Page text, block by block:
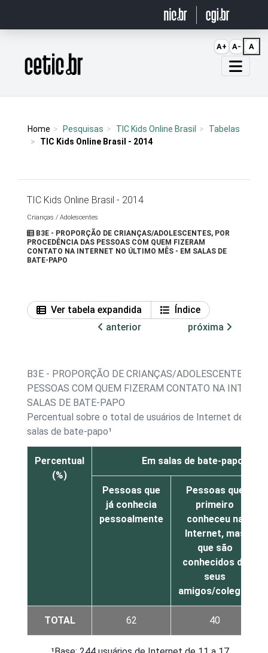
Página inicial
Home Pesquisas TIC Kids Online Brasil
Tabelas
TIC Kids Online Brasil - 2014
TIC Kids Online Brasil - 2014
Crianças / Adolescentes
B3E - PROPORÇÃO DE CRIANÇAS/ADOLESCENTES, POR
PROCEDÊNCIA DAS PESSOAS COM QUEM FIZERAM
CONTATO NA INTERNET NO ÚLTIMO MÊS - EM SALAS DE
BATE-PAPO
Ver tabela expandida
Índice
anterior
próxima
B3E - PROPORÇÃO DE CRIANÇAS/ADOLESCENTES,
PESSOAS COM QUEM FIZERAM CONTATO NA
SALAS DE BATE-PAPO
Percentual sobre o total de usuários de Internet de 11 a
salas de bate-papo¹
Percentual
(%)
Em salas de bate-papo,
Pessoas que
já conhecia
pessoalmente
Pessoas que
primeiro
conheceu na
Internet, mas
que são
conhecidos de
seus
amigos/colegas
TOTAL 62 40
A+ A- A